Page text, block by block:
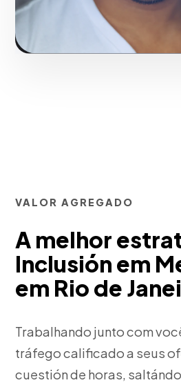
VALOR AGREGADO
A melhor
Inclusión em
em Rio de
Trabalhando junto com
tráfego calificado a seus
cuestión de horas,